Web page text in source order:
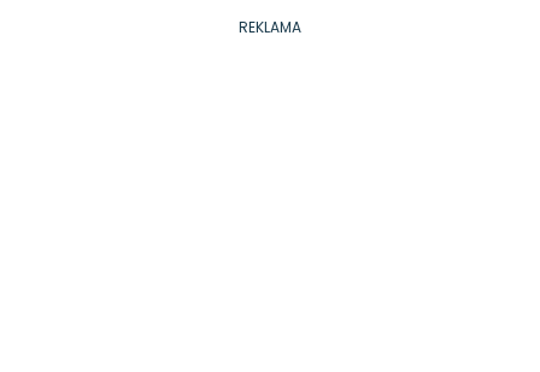
REKLAMA